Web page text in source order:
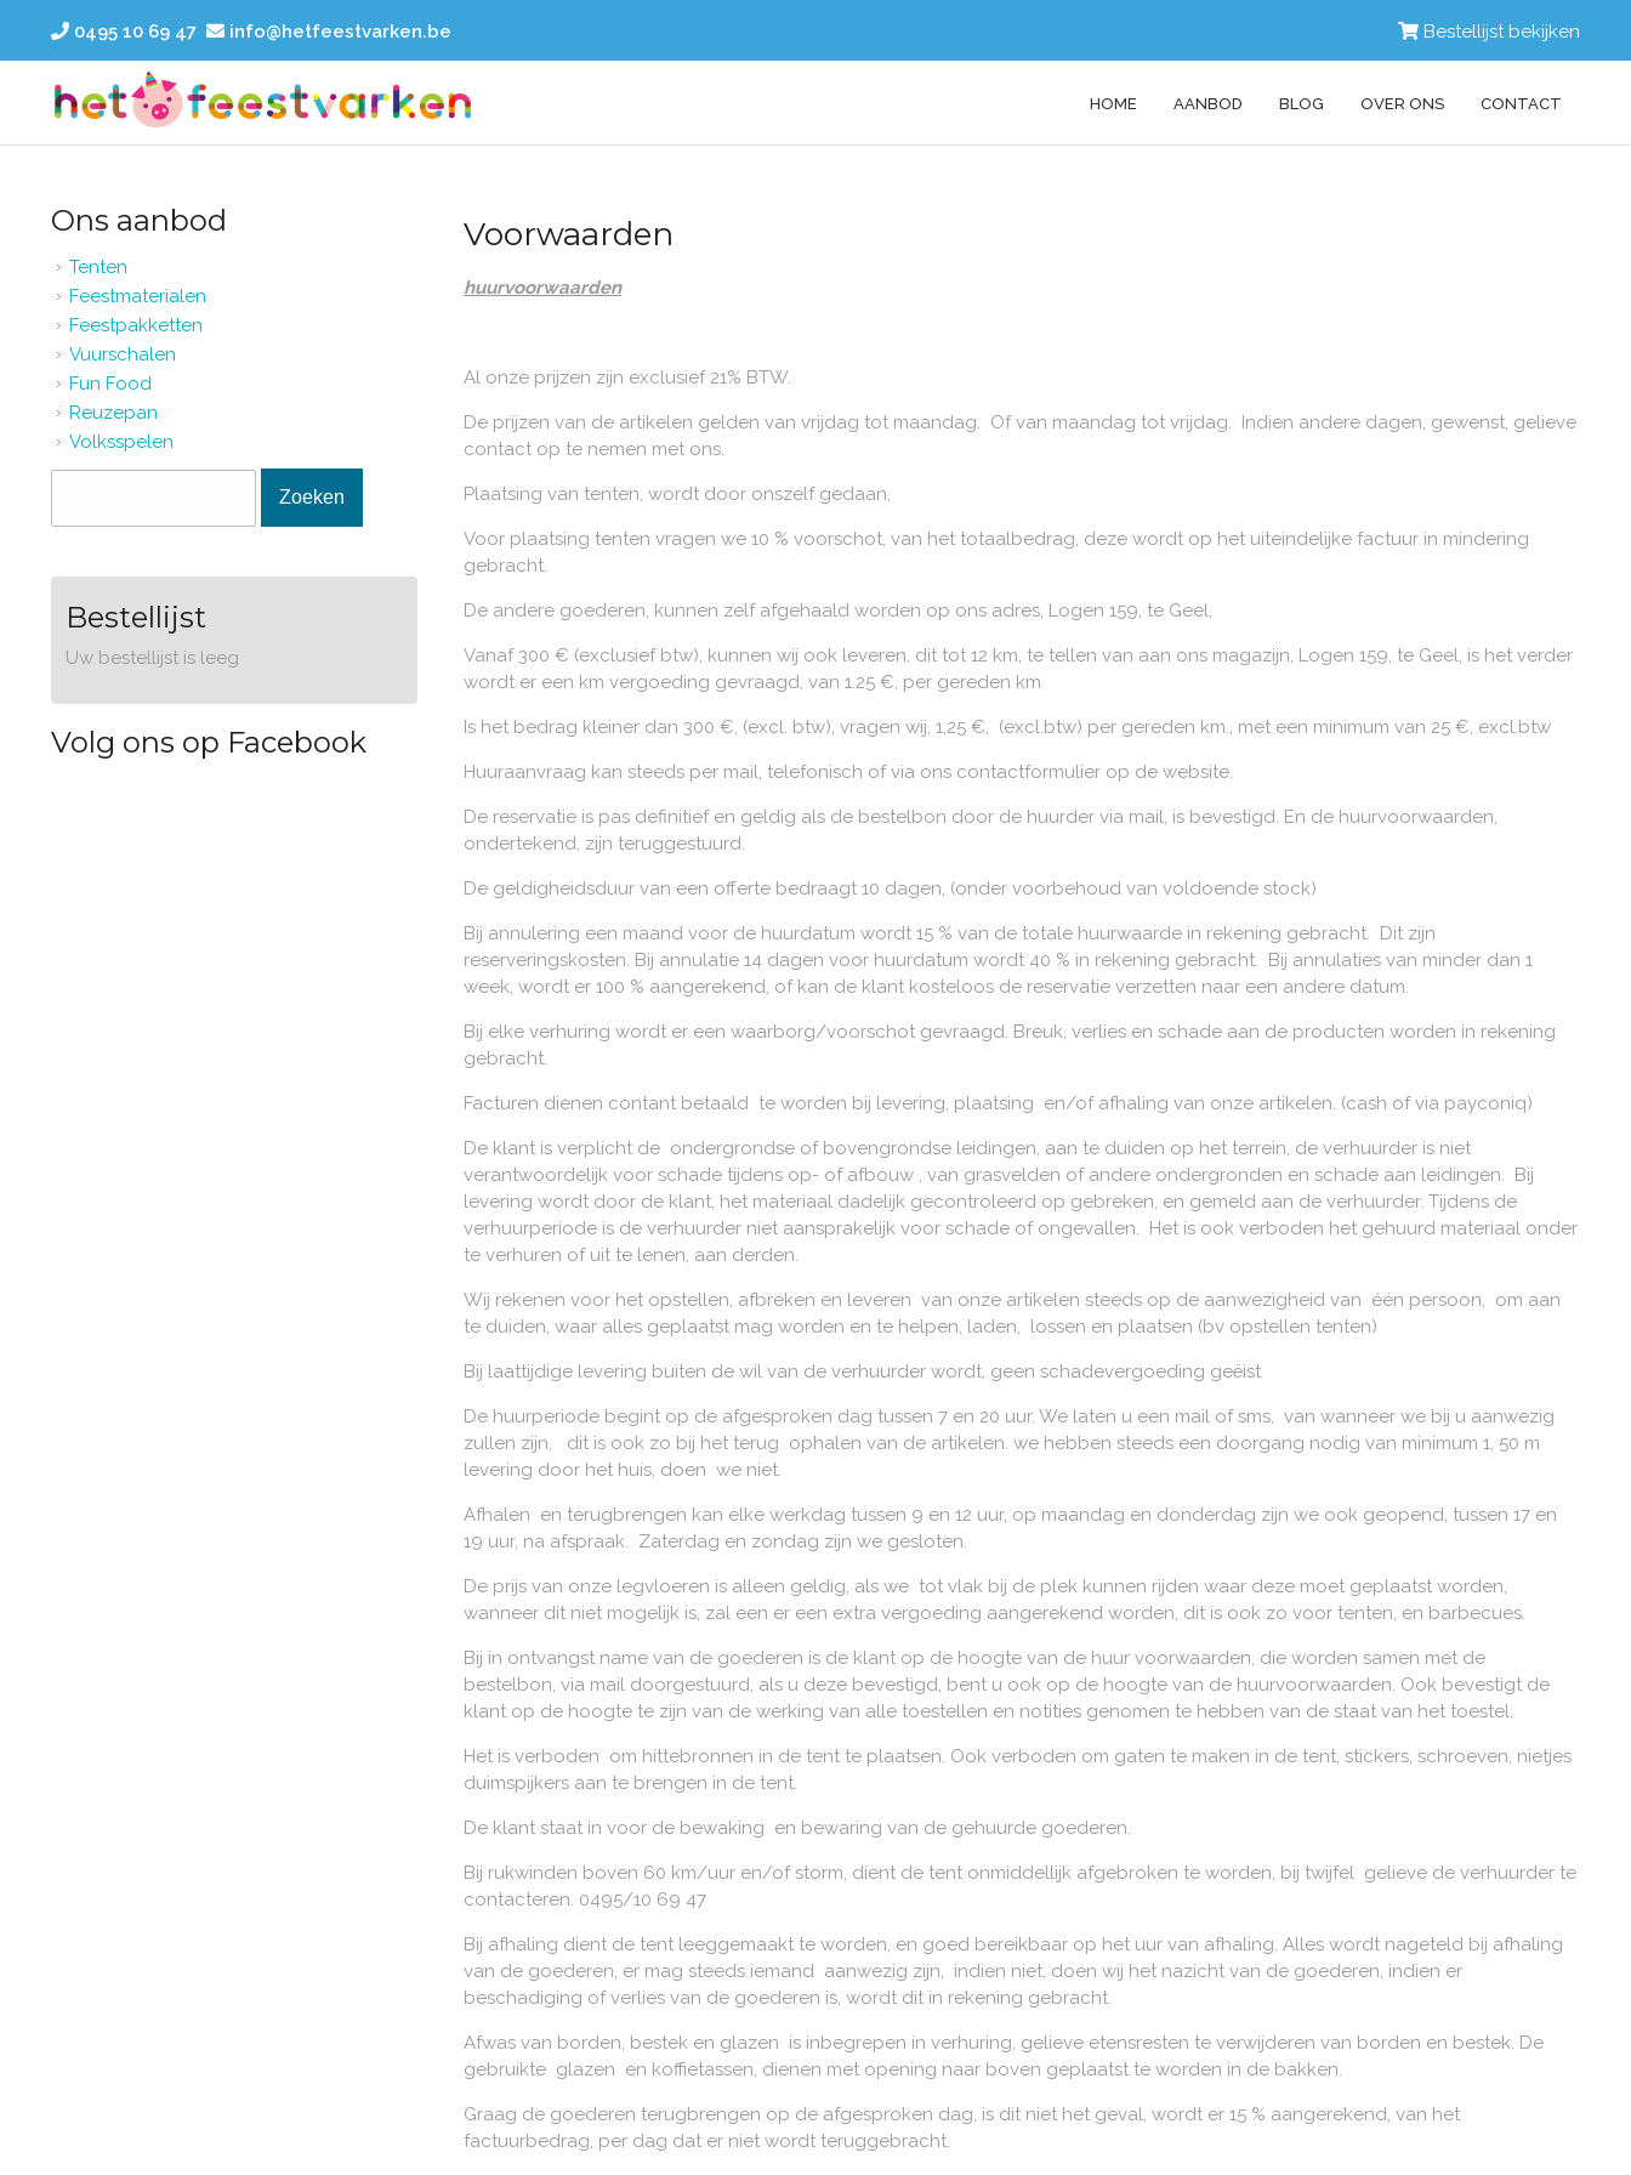
0495 10 69 47
info@hetfeestvarken.be Bestellijst bekijken
HOME AANBOD BLOG OVER ONS CONTACT
Voorwaarden
huurvoorwaarden
Al onze prijzen zijn exclusief 21% BTW.
De prijzen van de artikelen gelden van vrijdag tot maandag. Of van maandag tot vrijdag. Indien andere dagen, gewenst, gelieve
contact op te nemen met ons.
Plaatsing van tenten, wordt door onszelf gedaan,
Voor plaatsing tenten vragen we 10 % voorschot, van het totaalbedrag, deze wordt op het uiteindelijke factuur in mindering
gebracht.
De andere goederen, kunnen zelf afgehaald worden op ons adres, Logen 159, te Geel,
Vanaf 300 € (exclusief btw), kunnen wij ook leveren, dit tot 12 km, te tellen van aan ons magazijn, Logen 159, te Geel, is het verder
wordt er een km vergoeding gevraagd, van 1.25 €, per gereden km
Is het bedrag kleiner dan 300 €, (excl. btw), vragen wij, 1,25 €, (excl.btw) per gereden km., met een minimum van 25 €, excl.btw
Huuraanvraag kan steeds per mail, telefonisch of via ons contactformulier op de website.
De reservatie is pas definitief en geldig als de bestelbon door de huurder via mail, is bevestigd. En de huurvoorwaarden,
ondertekend, zijn teruggestuurd.
De geldigheidsduur van een offerte bedraagt 10 dagen, (onder voorbehoud van voldoende stock)
Bij annulering een maand voor de huurdatum wordt 15 % van de totale huurwaarde in rekening gebracht. Dit zijn
reserveringskosten. Bij annulatie 14 dagen voor huurdatum wordt 40 % in rekening gebracht. Bij annulaties van minder dan 1
week, wordt er 100 % aangerekend, of kan de klant kosteloos de reservatie verzetten naar een andere datum.
Bij elke verhuring wordt er een waarborg/voorschot gevraagd. Breuk, verlies en schade aan de producten worden in rekening
gebracht.
Facturen dienen contant betaald te worden bij levering, plaatsing en/of afhaling van onze artikelen. (cash of via payconiq)
De klant is verplicht de ondergrondse of bovengrondse leidingen, aan te duiden op het terrein, de verhuurder is niet
verantwoordelijk voor schade tijdens op- of afbouw , van grasvelden of andere ondergronden en schade aan leidingen. Bij
levering wordt door de klant, het materiaal dadelijk gecontroleerd op gebreken, en gemeld aan de verhuurder. Tijdens de
verhuurperiode is de verhuurder niet aansprakelijk voor schade of ongevallen. Het is ook verboden het gehuurd materiaal onder
te verhuren of uit te lenen, aan derden.
Wij rekenen voor het opstellen, afbreken en leveren van onze artikelen steeds op de aanwezigheid van één persoon, om aan
te duiden, waar alles geplaatst mag worden en te helpen, laden, lossen en plaatsen (bv opstellen tenten)
Bij laattijdige levering buiten de wil van de verhuurder wordt, geen schadevergoeding geëist
De huurperiode begint op de afgesproken dag tussen 7 en 20 uur. We laten u een mail of sms, van wanneer we bij u aanwezig
zullen zijn, dit is ook zo bij het terug ophalen van de artikelen. we hebben steeds een doorgang nodig van minimum 1, 50 m
levering door het huis, doen we niet.
Afhalen en terugbrengen kan elke werkdag tussen 9 en 12 uur, op maandag en donderdag zijn we ook geopend, tussen 17 en
19 uur, na afspraak. Zaterdag en zondag zijn we gesloten.
De prijs van onze legvloeren is alleen geldig, als we tot vlak bij de plek kunnen rijden waar deze moet geplaatst worden,
wanneer dit niet mogelijk is, zal een er een extra vergoeding aangerekend worden, dit is ook zo voor tenten, en barbecues.
Bij in ontvangst name van de goederen is de klant op de hoogte van de huur voorwaarden, die worden samen met de
bestelbon, via mail doorgestuurd, als u deze bevestigd, bent u ook op de hoogte van de huurvoorwaarden. Ook bevestigt de
klant op de hoogte te zijn van de werking van alle toestellen en notities genomen te hebben van de staat van het toestel.
Het is verboden om hittebronnen in de tent te plaatsen. Ook verboden om gaten te maken in de tent, stickers, schroeven, nietjes
duimspijkers aan te brengen in de tent.
De klant staat in voor de bewaking en bewaring van de gehuurde goederen.
Bij rukwinden boven 60 km/uur en/of storm, dient de tent onmiddellijk afgebroken te worden, bij twijfel gelieve de verhuurder te
contacteren. 0495/10 69 47
Bij afhaling dient de tent leeggemaakt te worden, en goed bereikbaar op het uur van afhaling. Alles wordt nageteld bij afhaling
van de goederen, er mag steeds iemand aanwezig zijn, indien niet, doen wij het nazicht van de goederen, indien er
beschadiging of verlies van de goederen is, wordt dit in rekening gebracht.
Afwas van borden, bestek en glazen is inbegrepen in verhuring, gelieve etensresten te verwijderen van borden en bestek. De
gebruikte glazen en koffietassen, dienen met opening naar boven geplaatst te worden in de bakken.
Graag de goederen terugbrengen op de afgesproken dag, is dit niet het geval, wordt er 15 % aangerekend, van het
factuurbedrag, per dag dat er niet wordt teruggebracht.
Ons aanbod
Tenten
Feestmaterialen
Feestpakketten
Vuurschalen
Fun Food
Reuzepan
Volksspelen
Zoekveld
Bestellijst
Uw bestellijst is leeg
Volg ons op Facebook